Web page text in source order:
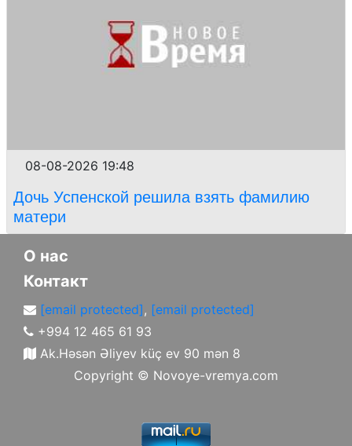
08-08-2026 19:48
Дочь Успенской решила взять фамилию
матери
О нас
Контакт
[email protected], [email protected]
+994 12 465 61 93
Ak.Həsən Əliyev küç ev 90 mən 8
Copyright © Novoye-vremya.com